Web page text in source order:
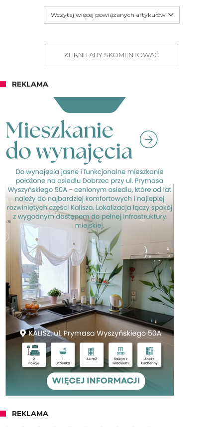
Wczytaj więcej powiązanych artykułów
KLIKNIJ ABY SKOMENTOWAĆ
REKLAMA
REKLAMA